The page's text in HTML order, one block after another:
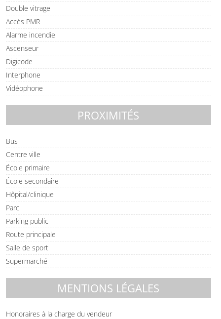
Double vitrage
Accès PMR
Alarme incendie
Ascenseur
Digicode
Interphone
Vidéophone
PROXIMITÉS
Bus
Centre ville
École primaire
École secondaire
Hôpital/clinique
Parc
Parking public
Route principale
Salle de sport
Supermarché
MENTIONS LÉGALES
Honoraires à la charge du vendeur